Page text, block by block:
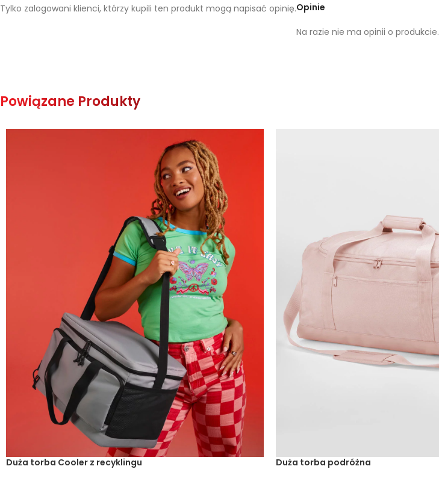
Opinie
Na razie nie ma opinii o produkcie.
Tylko zalogowani klienci, którzy kupili ten produkt mogą napisać opinię.
Powiązane Produkty
Duża torba Cooler z recyklingu Duża torba podróżna